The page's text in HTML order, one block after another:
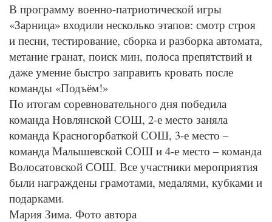
В программу военно-патриотической игры
«Зарница» входили несколько этапов: смотр строя
и песни, тестирование, сборка и разборка автомата,
метание гранат, поиск мин, полоса препятствий и
даже умение быстро заправить кровать после
команды «Подъём!»
По итогам соревновательного дня победила
команда Новлянской СОШ, 2-е место заняла
команда Красногорбаткой СОШ, 3-е место –
команда Малышевской СОШ и 4-е место – команда
Волосатовской СОШ. Все участники мероприятия
были награждены грамотами, медалями, кубками и
подарками.
Мария Зима. Фото автора